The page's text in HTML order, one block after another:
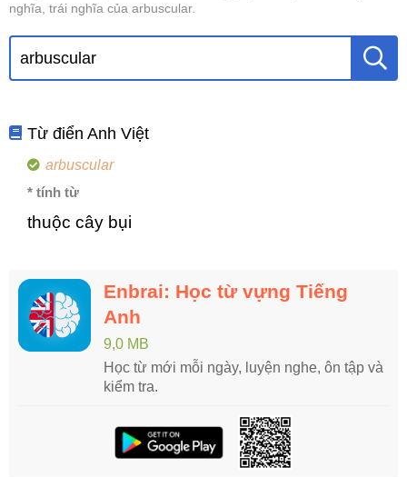
nghĩa, trái nghĩa của arbuscular.
Từ điển Anh Việt
arbuscular
* tính từ
thuộc cây bụi
Enbrai: Học từ vựng Tiếng
Anh
9,0 MB
Học từ mới mỗi ngày, luyện nghe, ôn tập và
kiểm tra.